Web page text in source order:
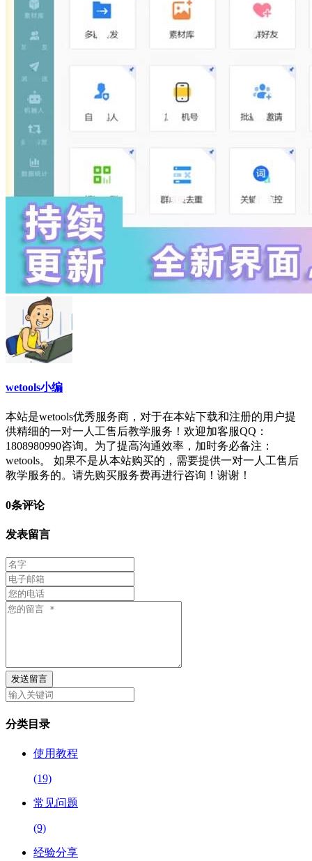
wetools小编
本站是wetools优秀服务商，对于在本站下载和注册的用户提
供精细的一对一人工售后教学服务！欢迎加客服QQ：
1808980990咨询。为了提高沟通效率，加时务必备注：
wetools。 如果不是从本站购买的，需要提供一对一人工售后
教学服务的。请先购买服务费再进行咨询！谢谢！
0条评论
发表留言
发送留言
分类目录
使用教程
(19)
常见问题
(9)
经验分享